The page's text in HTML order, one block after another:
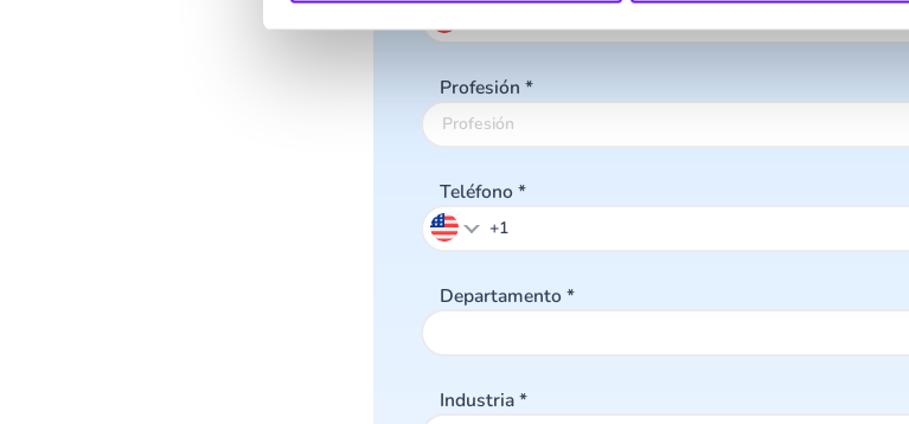
Profesión *
Teléfono*
Departamento *
Industria*